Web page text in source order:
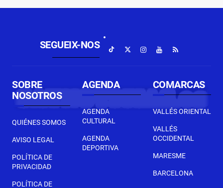
SEGUEIX-NOS
SOBRE
NOSOTROS
QUIÉNES SOMOS
AVISO LEGAL
POLÍTICA DE
PRIVACIDAD
POLÍTICA DE
AGENDA
AGENDA
CULTURAL
AGENDA
DEPORTIVA
COMARCAS
VALLÉS ORIENTAL
VALLÉS
OCCIDENTAL
MARESME
BARCELONA